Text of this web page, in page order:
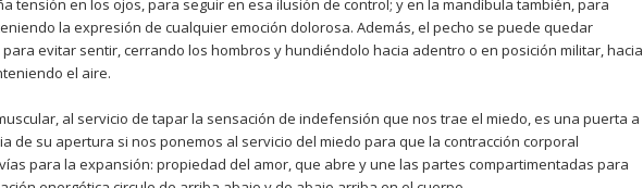
tensión en los ojos, para seguir en esa ilusión de control; y en la mandíbula también, para
la expresión de cualquier emoción dolorosa. Además, el pecho se puede quedar
evitar sentir, cerrando los hombros y hundiéndolo hacia adentro o en posición militar, hacia
el aire.
al servicio de tapar la sensación de indefensión que nos trae el miedo, es una puerta a
de su apertura si nos ponemos al servicio del miedo para que la contracción corporal
para la expansión: propiedad del amor, que abre y une las partes compartimentadas para